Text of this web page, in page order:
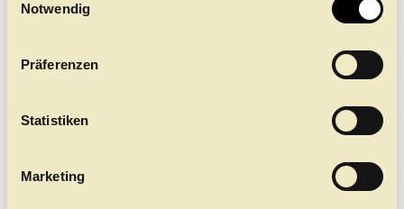
Notwendig
Präferenzen
Statistiken
Marketing
©